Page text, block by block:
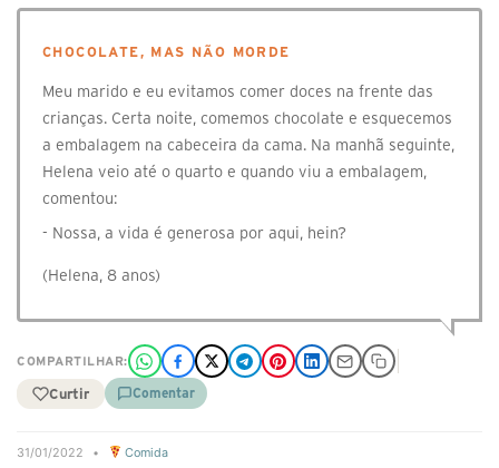
CHOCOLATE, MAS NÃO MORDE
Meu marido e eu evitamos comer doces na frente das
crianças. Certa noite, comemos chocolate e esquecemos
a embalagem na cabeceira da cama. Na manhã seguinte,
Helena veio até o quarto e quando viu a embalagem,
comentou:
- Nossa, a vida é generosa por aqui, hein?
(Helena, 8 anos)
COMPARTILHAR:
Curtir Comentar
31/01/2022 • Comida